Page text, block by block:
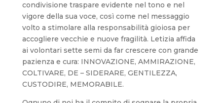
condivisione traspare evidente nel tono e nel
vigore della sua voce, così come nel messaggio
volto a stimolare alla responsabilità gioiosa per
accogliere vecchie e nuove fragilità. Letizia affida
ai volontari sette semi da far crescere con grande
pazienza e cura: INNOVAZIONE, AMMIRAZIONE,
COLTIVARE, DE – SIDERARE, GENTILEZZA,
CUSTODIRE, MEMORABILE.